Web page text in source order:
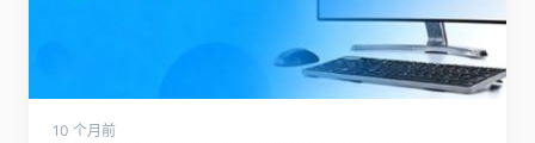
10 个月前